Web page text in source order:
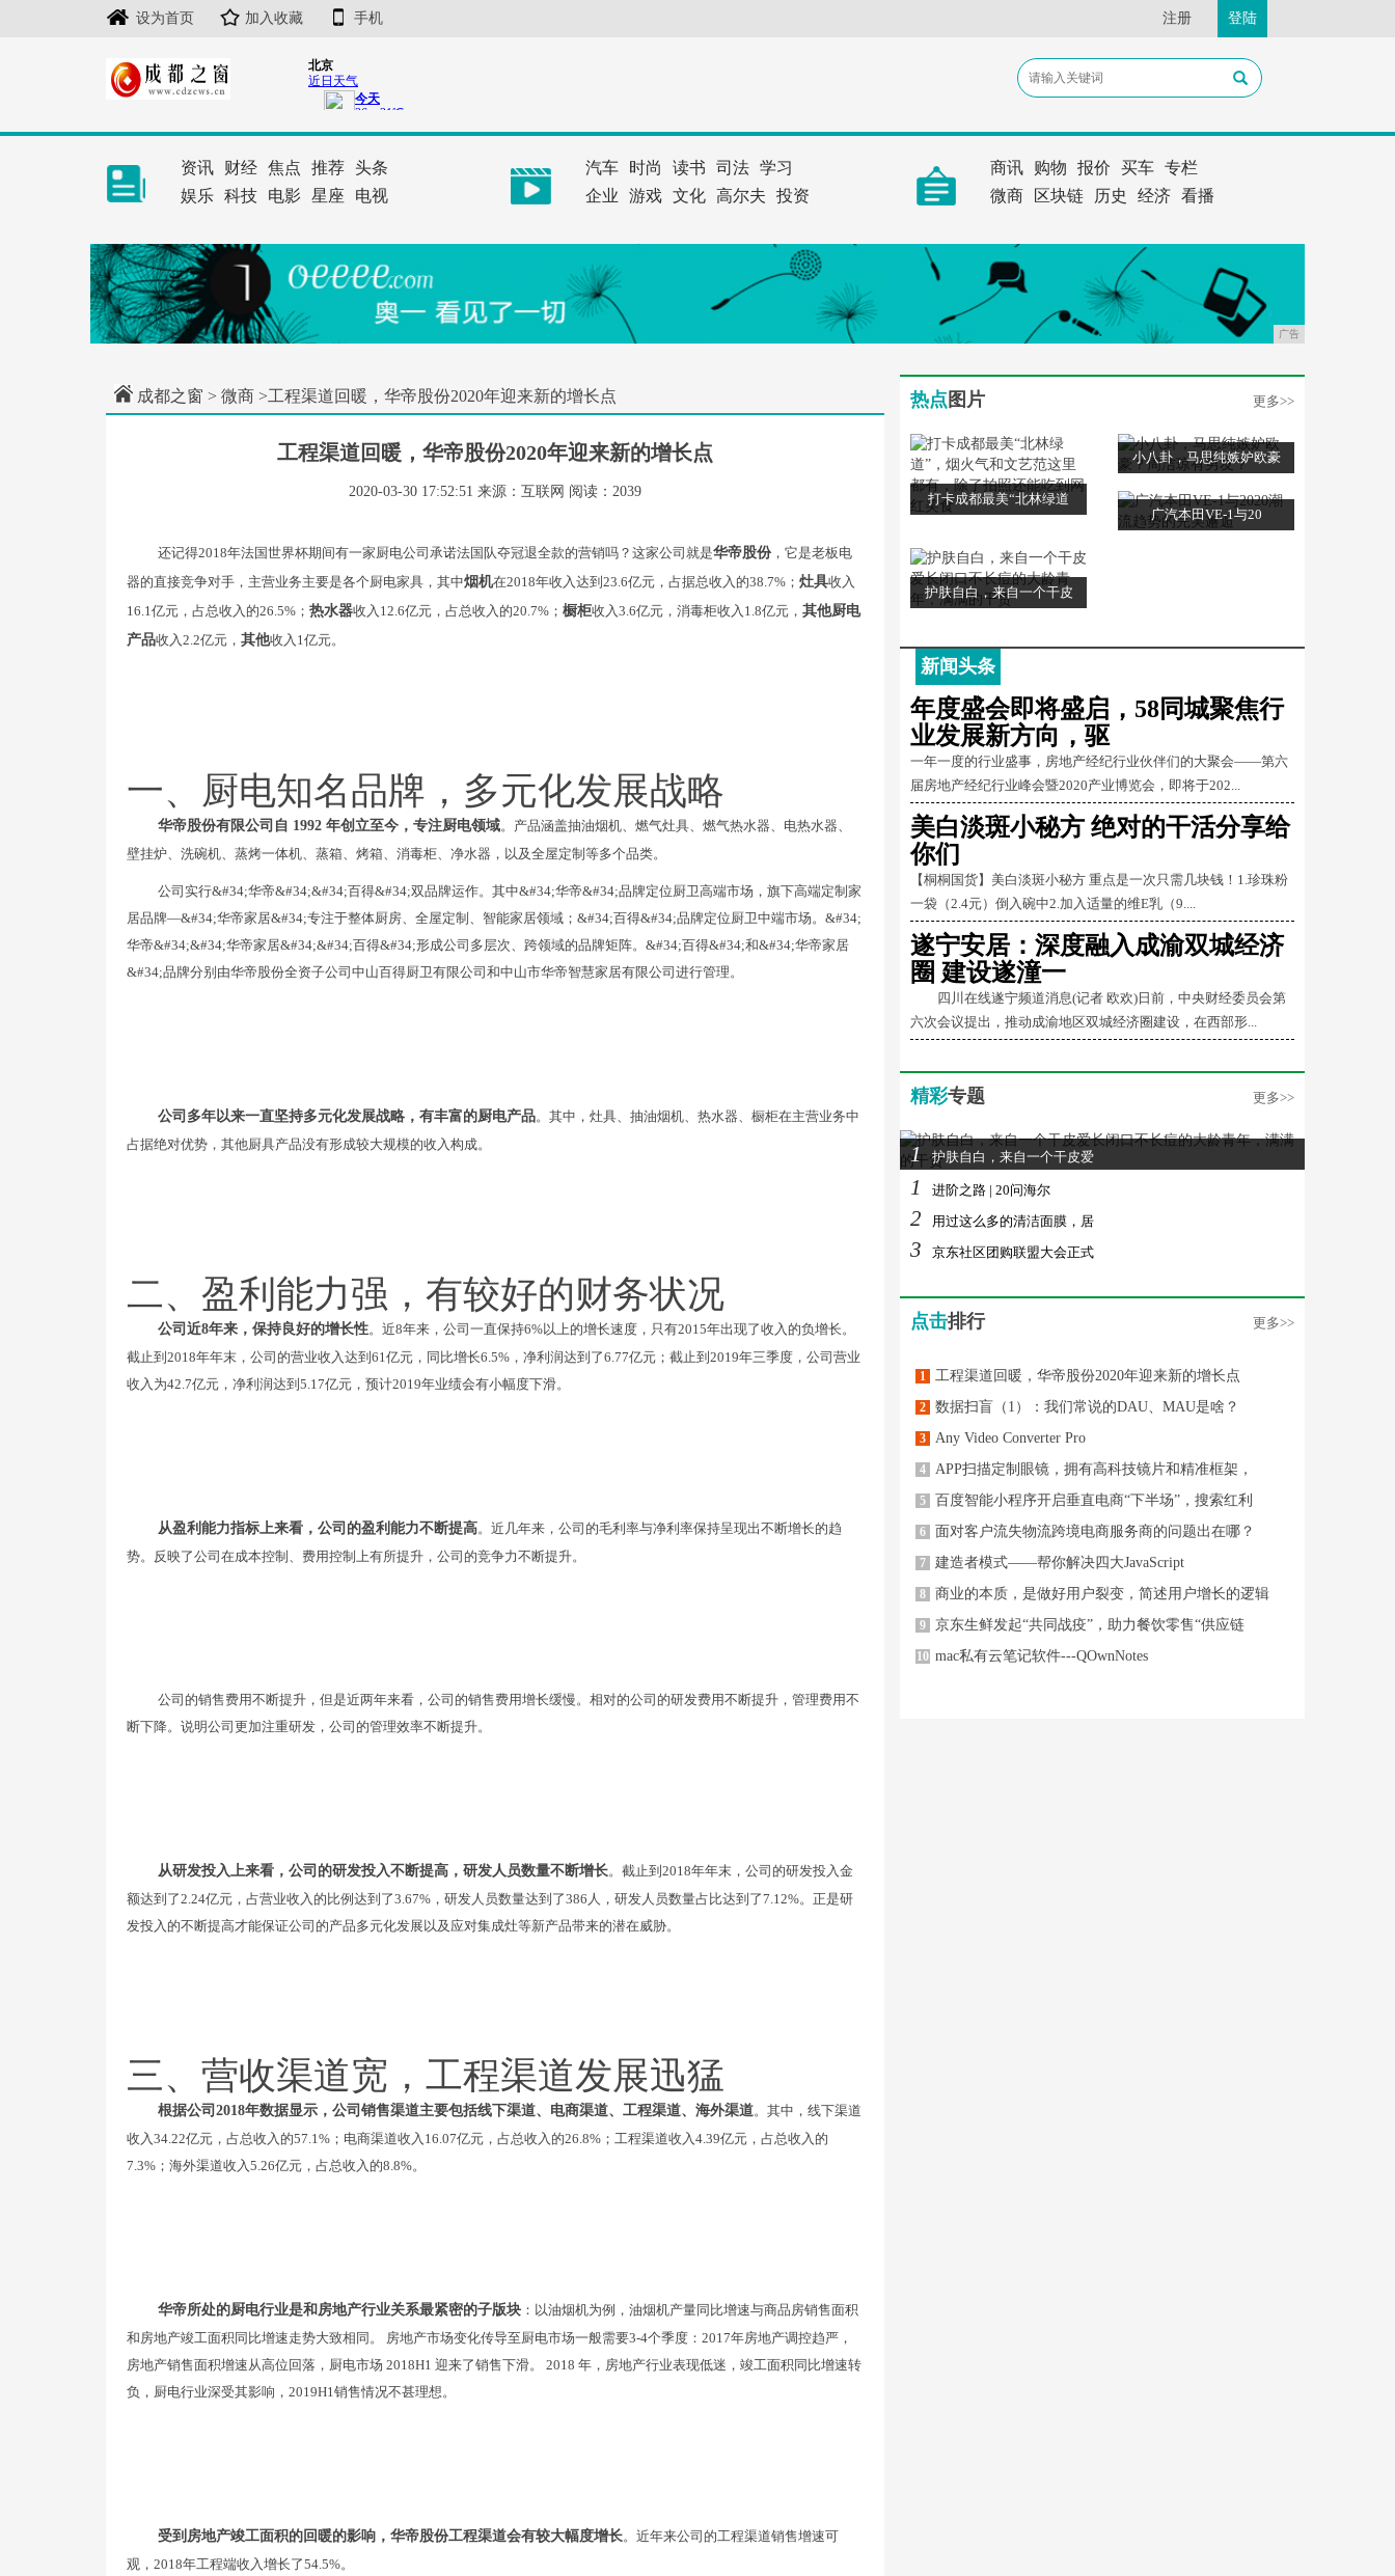
设为首页 加入收藏 手机 注册 登陆
资讯 财经 焦点 推荐 头条
娱乐 科技 电影 星座 电视
汽车 时尚 读书 司法 学习
企业
游戏 文化 高尔夫 投资
商讯 购物 报价 买车 专栏
微商
区块链 历史 经济 看播
广告
成都之窗 > 微商 >工程渠道回暖，华帝股份2020年迎来新的增长点
工程渠道回暖，华帝股份2020年迎来新的增长点
2020-03-30 17:52:51 来源：互联网 阅读：2039
还记得2018年法国世界杯期间有一家厨电公司承诺法国队夺冠退全款的营销吗？这家公司就是华帝股份，它是老板电
器的直接竞争对手，主营业务主要是各个厨电家具，其中烟机在2018年收入达到23.6亿元，占据总收入的38.7%； 灶具收入
16.1亿元，占总收入的26.5%； 热水器收入12.6亿元，占总收入的20.7%； 橱柜收入3.6亿元，消毒柜收入1.8亿元， 其他厨电
产品收入2.2亿元， 其他收入1亿元。
一、厨电知名品牌，多元化发展战略
华帝股份有限公司自 1992 年创立至今，专注厨电领域。产品涵盖抽油烟机、燃气灶具、燃气热水器、电热水器、
壁挂炉、洗碗机、蒸烤一体机、蒸箱、烤箱、消毒柜、净水器，以及全屋定制等多个品类。
公司实行&#34;华帝&#34;&#34;百得&#34;双品牌运作。其中&#34;华帝&#34;品牌定位厨卫高端市场，旗下高端定制家
居品牌—&#34;华帝家居&#34;专注于整体厨房、全屋定制、智能家居领域；&#34;百得&#34;品牌定位厨卫中端市场。&#34;
华帝&#34;&#34;华帝家居&#34;&#34;百得&#34;形成公司多层次、跨领域的品牌矩阵。&#34;百得&#34;和&#34;华帝家居
&#34;品牌分别由华帝股份全资子公司中山百得厨卫有限公司和中山市华帝智慧家居有限公司进行管理。
公司多年以来一直坚持多元化发展战略，有丰富的厨电产品。其中，灶具、抽油烟机、热水器、橱柜在主营业务中
占据绝对优势，其他厨具产品没有形成较大规模的收入构成。
二、盈利能力强，有较好的财务状况
公司近8年来，保持良好的增长性。近8年来，公司一直保持6%以上的增长速度，只有2015年出现了收入的负增长。
截止到2018年年末，公司的营业收入达到61亿元，同比增长6.5%，净利润达到了6.77亿元；截止到2019年三季度，公司营业
收入为42.7亿元，净利润达到5.17亿元，预计2019年业绩会有小幅度下滑。
从盈利能力指标上来看，公司的盈利能力不断提高。近几年来，公司的毛利率与净利率保持呈现出不断增长的趋
势。反映了公司在成本控制、费用控制上有所提升，公司的竞争力不断提升。
公司的销售费用不断提升，但是近两年来看，公司的销售费用增长缓慢。相对的公司的研发费用不断提升，管理费用不
断下降。说明公司更加注重研发，公司的管理效率不断提升。
从研发投入上来看，公司的研发投入不断提高，研发人员数量不断增长。截止到2018年年末，公司的研发投入金
额达到了2.24亿元，占营业收入的比例达到了3.67%，研发人员数量达到了386人，研发人员数量占比达到了7.12%。正是研
发投入的不断提高才能保证公司的产品多元化发展以及应对集成灶等新产品带来的潜在威胁。
三、营收渠道宽，工程渠道发展迅猛
根据公司2018年数据显示，公司销售渠道主要包括线下渠道、电商渠道、工程渠道、海外渠道。其中，线下渠道
收入34.22亿元，占总收入的57.1%；电商渠道收入16.07亿元，占总收入的26.8%；工程渠道收入4.39亿元，占总收入的
7.3%；海外渠道收入5.26亿元，占总收入的8.8%。
华帝所处的厨电行业是和房地产行业关系最紧密的子版块 ：以油烟机为例，油烟机产量同比增速与商品房销售面积
和房地产竣工面积同比增速走势大致相同。 房地产市场变化传导至厨电市场一般需要3-4个季度：2017年房地产调控趋严，
房地产销售面积增速从高位回落，厨电市场 2018H1 迎来了销售下滑。 2018 年，房地产行业表现低迷，竣工面积同比增速转
负，厨电行业深受其影响，2019H1销售情况不甚理想。
受到房地产竣工面积的回暖的影响，华帝股份工程渠道会有较大幅度增长。近年来公司的工程渠道销售增速可
观，2018年工程端收入增长了54.5%。
热点 图片 更多>>
打卡成都最美“北林绿道
小八卦，马思纯嫉妒欧豪
广汽本田VE-1与20
护肤自白，来自一个干皮
新闻头条
年度盛会即将盛启，58同城聚焦行
业发展新方向，驱
一年一度的行业盛事，房地产经纪行业伙伴们的大聚会——第六
届房地产经纪行业峰会暨2020产业博览会，即将于202...
美白淡斑小秘方 绝对的干活分享给
你们
【桐桐国货】美白淡斑小秘方 重点是一次只需几块钱！1.珍珠粉
一袋（2.4元）倒入碗中2.加入适量的维E乳（9....
遂宁安居：深度融入成渝双城经济
圈 建设遂潼一
四川在线遂宁频道消息(记者 欧欢)日前，中央财经委员会第
六次会议提出，推动成渝地区双城经济圈建设，在西部形...
精彩专题 更多>>
1 护肤自白，来自一个干皮爱
1 进阶之路 | 20问海尔
2 用过这么多的清洁面膜，居
3 京东社区团购联盟大会正式
点击排行 更多>>
1 工程渠道回暖，华帝股份2020年迎来新的增长点
2 数据扫盲（1）：我们常说的DAU、MAU是啥？
3 Any Video Converter Pro
4 APP扫描定制眼镜，拥有高科技镜片和精准框架，
5 百度智能小程序开启垂直电商“下半场”，搜索红利
6 面对客户流失物流跨境电商服务商的问题出在哪？
7 建造者模式——帮你解决四大JavaScript
8 商业的本质，是做好用户裂变，简述用户增长的逻辑
9 京东生鲜发起“共同战疫”，助力餐饮零售“供应链
10 mac私有云笔记软件---QOwnNotes